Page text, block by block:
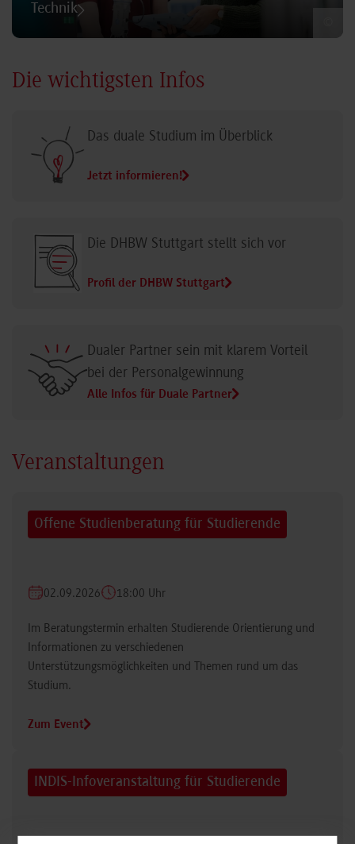
Technik
Die wichtigsten Infos
Das duale Studium im Überblick
Jetzt informieren!
Die DHBW Stuttgart stellt sich vor
Profil der DHBW Stuttgart
Dualer Partner sein mit klarem Vorteil
bei der Personalgewinnung
Alle Infos für Duale Partner
Veranstaltungen
Offene Studienberatung für Studierende
02.09.2026 18:00 Uhr
Im Beratungstermin erhalten Studierende Orientierung und
Informationen zu verschiedenen
Unterstützungsmöglichkeiten und Themen rund um das
Studium.
Zum Event
INDIS-Infoveranstaltung für Studierende